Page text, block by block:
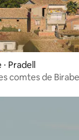
Pradell
comtes de